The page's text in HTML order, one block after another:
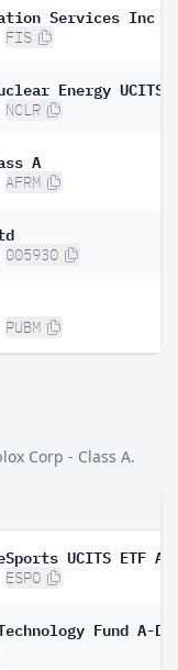
Services Inc
FIS
NCLR
A
AFRM
005930
PUBM
Corp - Class A.
UCITS ETF A
ESPO